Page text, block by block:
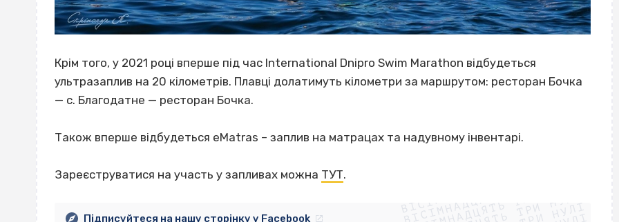
Крім того, у 2021 році вперше під час International Dnipro Swim Marathon відбудеться
ультразаплив на 20 кілометрів. Плавці долатимуть кілометри за маршрутом: ресторан Бочка
— с. Благодатне — ресторан Бочка.
Також вперше відбудеться eMatras – заплив на матрацах та надувному інвентарі.
Зареєструватися на участь у запливах можна ТУТ. ВІСІМНАДЦЯТЬ ТРИ НУЛІ
ВІСІМНАДЦЯТЬ ТРИ НУЛІ
ВІСІМНАДЦЯТЬ ТРИ НУЛІ
Підписуйтеся на нашу сторінку у Facebook